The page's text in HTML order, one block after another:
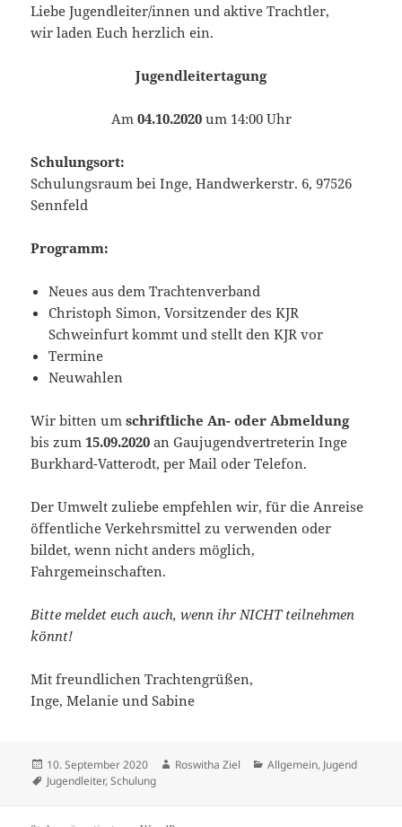
Liebe Jugendleiter/innen und aktive Trachtler,
wir laden Euch herzlich ein.
Jugendleitertagung
Am 04.10.2020um 14:00 Uhr
Schulungsort:
Schulungsraum bei Inge, Handwerkerstr. 6, 97526
Sennfeld
Programm:
Neues aus dem Trachtenverband
Christoph Simon, Vorsitzender des KJR
Schweinfurt kommt und stellt den KJR vor
Termine
Neuwahlen
Wir bitten umschriftliche An- oder Abmeldung
bis zum15.09.2020 an Gaujugendvertreterin Inge
Burkhard-Vatterodt, per Mail oder Telefon.
Der Umwelt zuliebe empfehlen wir, für die Anreise
öffentliche Verkehrsmittel zu verwenden oder
bildet, wenn nicht anders möglich,
Fahrgemeinschaften.
Bitte meldet euch auch, wenn ihr NICHT teilnehmen
könnt!
Mit freundlichen Trachtengrüßen,
Inge, Melanie und Sabine
Veröffentlicht
am
10. September 2020 Autor
Roswitha Ziel Kategorien
Allgemein, Jugend
Schlagwörter
Jugendleiter,Schulung